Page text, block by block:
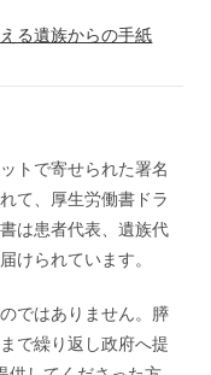
る遺族からの手紙
トで寄せられた署名
て、厚生労働書ドラ
は患者代表、遺族代
けられています。
ではありません。膵
で繰り返し政府へ提